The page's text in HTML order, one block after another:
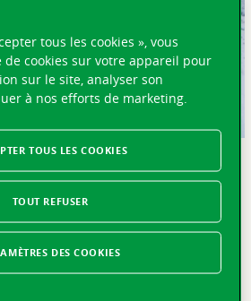
– L’orage de grêle qui s’est
dans la région de Bienne a
dégâts aux véhicules. Fidèle à
humain et proactif, la Vaudoise
son dispositif d’expertise mobile afin
tous les cookies », vous
de cookies sur votre appareil pour
sur le site, analyser son
à nos efforts de marketing.
TOUT REFUSER
TOUS LES COOKIES
DES COOKIES